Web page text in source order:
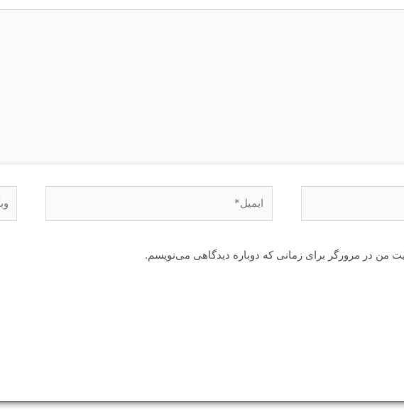
من در مرورگر برای زمانی که دوباره دیدگاهی می‌نویسم.